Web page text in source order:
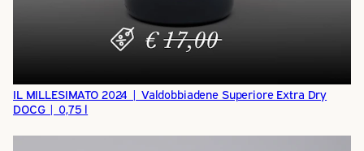
IL MILLESIMATO 2024 | Valdobbiadene Superiore Extra Dry
DOCG | 0,75 l